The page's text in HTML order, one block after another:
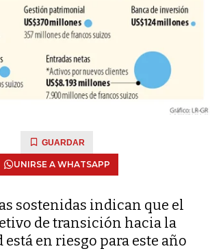
GUARDAR
UNIRSE A WHATSAPP
sostenidas indican que el
de transición hacia la
en riesgo para este año